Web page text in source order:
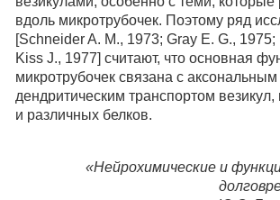
вдоль микротрубочек. Поэтому ряд
[Schneider A. M., 1973; Gray E. G.,
Kiss J., 1977] считают, что основная
микротрубочек связана с аксональным
дендритическим транспортом
и различных белков.
«Нейрохимические и